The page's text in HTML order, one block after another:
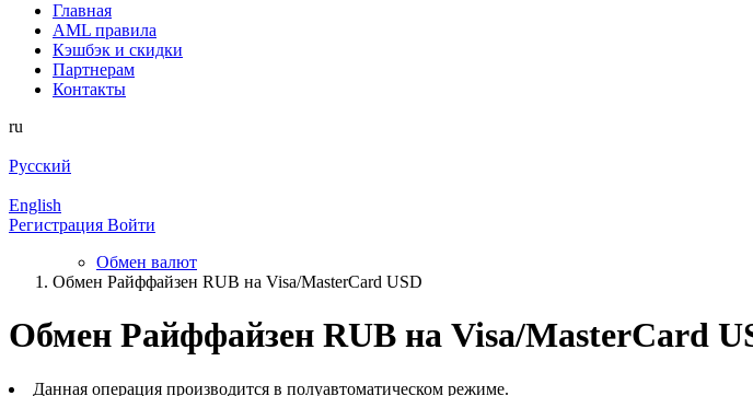
Главная
AML правила
Кэшбэк и cкидки
Партнерам
Контакты
ru
Русский
English
Регистрация Войти
Обмен валют
Обмен Райффайзен RUB на Visa/MasterCard USD
Обмен Райффайзен RUB на Visa/MasterCard
Данная операция производится в полуавтоматическом режиме.